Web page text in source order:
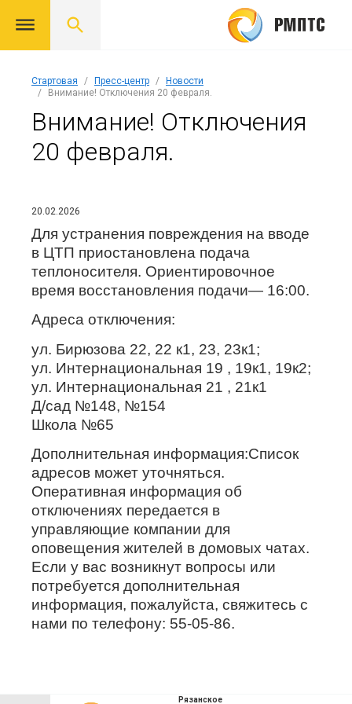
Стартовая Пресс-центр
Новости
Внимание! Отключения 20 февраля.
Внимание! Отключения
20 февраля.
20.02.2026
Для устранения повреждения на вводе
в ЦТП приостановлена подача
теплоносителя. Ориентировочное
время восстановления подачи— 16:00.
Адреса отключения:
ул. Бирюзова 22, 22 к1, 23, 23к1;
ул. Интернациональная 19 , 19к1, 19к2;
ул. Интернациональная 21 , 21к1
Д/сад №148, №154
Школа №65
Дополнительная информация:Список
адресов может уточняться.
Оперативная информация об
отключениях передается в
управляющие компании для
оповещения жителей в домовых чатах.
Если у вас возникнут вопросы или
потребуется дополнительная
информация, пожалуйста, свяжитесь с
нами по телефону: 55-05-86.
Рязанское